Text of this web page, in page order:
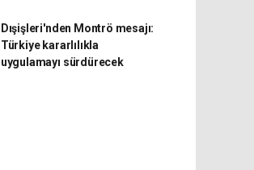
Dışişleri'nden Montrö mesajı:
Türkiye kararlılıkla
uygulamayı sürdürecek